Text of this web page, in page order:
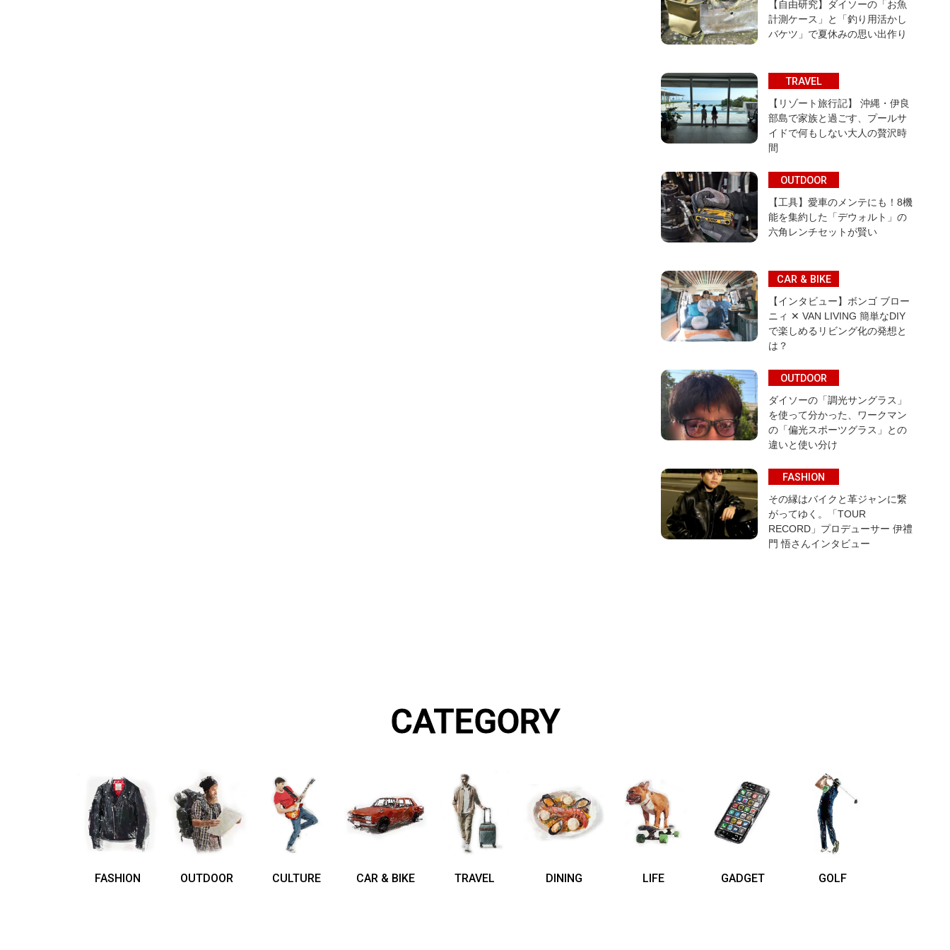
【自由研究】ダイソーの「お魚
計測ケース」と「釣り用活かし
バケツ」で夏休みの思い出作り
TRAVEL
【リゾート旅行記】 沖縄・伊良
部島で家族と過ごす、プールサ
イドで何もしない大人の贅沢時
間
OUTDOOR
【工具】愛車のメンテにも！8機
能を集約した「デウォルト」の
六角レンチセットが賢い
CAR & BIKE
【インタビュー】ボンゴ ブロー
ニィ ✕ VAN LIVING 簡単なDIY
で楽しめるリビング化の発想と
は？
OUTDOOR
ダイソーの「調光サングラス」
を使って分かった、ワークマン
の「偏光スポーツグラス」との
違いと使い分け
FASHION
その縁はバイクと革ジャンに繋
がってゆく。「TOUR
RECORD」プロデューサー 伊禮
門 悟さんインタビュー
CATEGORY
FASHION OUTDOOR CULTURE CAR & BIKE TRAVEL DINING LIFE GADGET GOLF